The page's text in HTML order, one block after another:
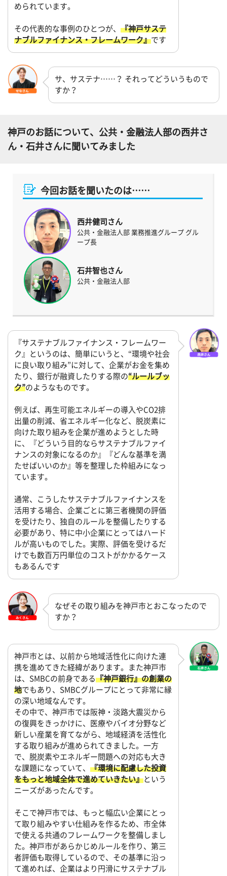
められています。
その代表的な事例のひとつが、 『神戸サステ
ナブルファイナンス・フレームワーク』です
サ、サステナ……？ それってどういうもので
すか？
神戸のお話について、公共・金融法人部の西井さ
ん・石井さんに聞いてみました
今回お話を聞いたのは……
西井健司さん
公共・金融法人部 業務推進グループ グル
ープ長
石井智也さん
公共・金融法人部
『サステナブルファイナンス・フレームワー
ク』というのは、簡単にいうと、“環境や社会
に良い取り組み”に対して、企業がお金を集め
たり、銀行が融資したりする際の“ルールブッ
ク”のようなものです。
例えば、再生可能エネルギーの導入やCO2排
出量の削減、省エネルギー化など、脱炭素に
向けた取り組みを企業が進めようとした時
に、『どういう目的ならサステナブルファイ
ナンスの対象になるのか』『どんな基準を満
たせばいいのか』等を整理した枠組みになっ
ています。
通常、こうしたサステナブルファイナンスを
活用する場合、企業ごとに第三者機関の評価
を受けたり、独自のルールを整備したりする
必要があり、特に中小企業にとってはハード
ルが高いものでした。実際、評価を受けるだ
けでも数百万円単位のコストがかかるケース
もあるんです
なぜその取り組みを神戸市とおこなったので
すか？
神戸市とは、以前から地域活性化に向けた連
携を進めてきた経緯があります。また神戸市
は、SMBCの前身である『神戸銀行』の創業の
地でもあり、SMBCグループにとって非常に縁
の深い地域なんです。
その中で、神戸市では阪神・淡路大震災から
の復興をきっかけに、医療やバイオ分野など
新しい産業を育てながら、地域経済を活性化
する取り組みが進められてきました。一方
で、脱炭素やエネルギー問題への対応も大き
な課題になっていて、 『環境に配慮した投資
をもっと地域全体で進めていきたい』という
ニーズがあったんです。
そこで神戸市では、もっと幅広い企業にとっ
て取り組みやすい仕組みを作るため、市全体
で使える共通のフレームワークを整備しまし
た。神戸市があらかじめルールを作り、第三
者評価も取得しているので、その基準に沿っ
て進めれば、企業はより円滑にサステナブル